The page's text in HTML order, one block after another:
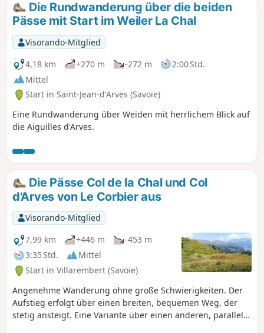
Die Rundwanderung über die beiden
Pässe mit Start im Weiler La Chal
Visorando-Mitglied
4,18 km
+270 m -272 m
2:00 Std.
Mittel
Start in Saint-Jean-d'Arves (Savoie)
Eine Rundwanderung über Weiden mit herrlichem Blick auf
die Aiguilles d'Arves.
Die Pässe Col de la Chal und Col
d’Arves von Le Corbier aus
Visorando-Mitglied
7,99 km
+446 m
-453 m
3:35 Std.
Mittel
Start in Villarembert (Savoie)
Angenehme Wanderung ohne große Schwierigkeiten. Der
Aufstieg erfolgt über einen breiten, bequemen Weg, der
stetig ansteigt. Eine Variante über einen anderen, parallel